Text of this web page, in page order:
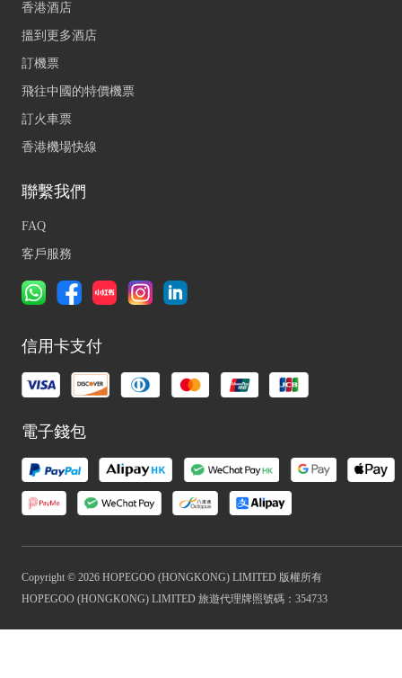
香港酒店
搵到更多酒店
訂機票
飛往中國的特價機票
訂火車票
香港機場快線
聯繫我們
FAQ
客戶服務
信用卡支付
電子錢包
Copyright © 2026 HOPEGOO (HONGKONG) LIMITED 版權所有
HOPEGOO (HONGKONG) LIMITED 旅遊代理牌照號碼：354733